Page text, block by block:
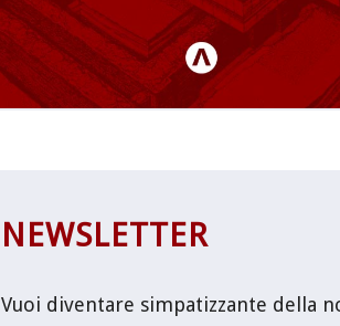
NEWSLETTER
Vuoi diventare simpatizzante della